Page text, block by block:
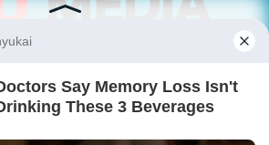
menyajikan berita aktual dan
dari sudut pandang berbaik sangka